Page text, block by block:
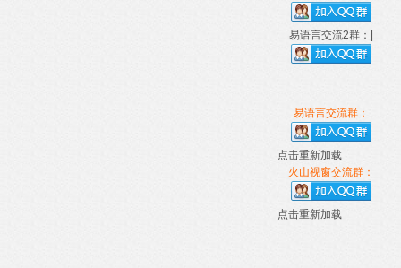
易语言交流2群：|
易语言交流群：
点击重新加载
火山视窗交流群：
点击重新加载